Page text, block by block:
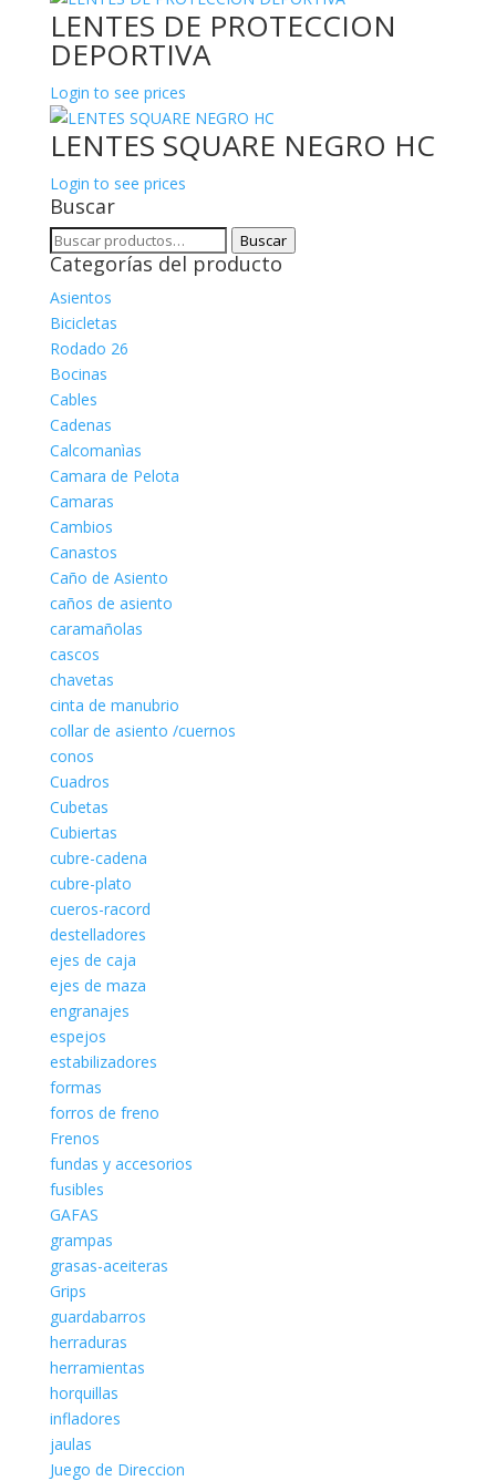
LENTES DE PROTECCION
DEPORTIVA
Login to see prices
LENTES SQUARE NEGRO HC
Login to see prices
Buscar
Buscar
por:
Buscar
Categorías del producto
Asientos
Bicicletas
Rodado 26
Bocinas
Cables
Cadenas
Calcomanìas
Camara de Pelota
Camaras
Cambios
Canastos
Caño de Asiento
caños de asiento
caramañolas
cascos
chavetas
cinta de manubrio
collar de asiento /cuernos
conos
Cuadros
Cubetas
Cubiertas
cubre-cadena
cubre-plato
cueros-racord
destelladores
ejes de caja
ejes de maza
engranajes
espejos
estabilizadores
formas
forros de freno
Frenos
fundas y accesorios
fusibles
GAFAS
grampas
grasas-aceiteras
Grips
guardabarros
herraduras
herramientas
horquillas
infladores
jaulas
Juego de Direccion